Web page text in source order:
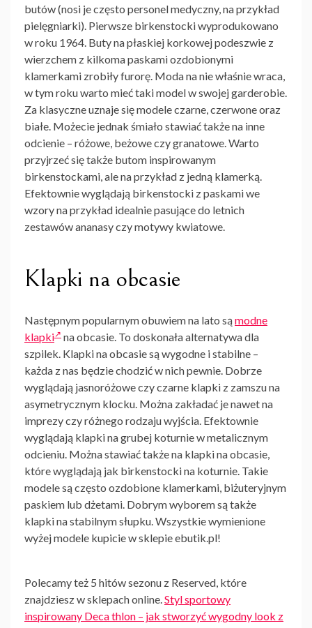
butów (nosi je często personel medyczny, na przykład
pielęgniarki). Pierwsze birkenstockiwyprodukowano
w roku 1964. Buty na płaskiej korkowej podeszwie z
wierzchem z kilkoma paskami ozdobionymi
klamerkami zrobiły furorę. Moda na nie właśnie wraca,
w tym roku warto mieć taki model w swojej garderobie.
Za klasyczne uznaje się modele czarne, czerwone oraz
białe. Możecie jednak śmiało stawiać także na inne
odcienie – różowe, beżowe czy granatowe. Warto
przyjrzeć się także butom inspirowanym
birkenstockami, ale na przykład z jedną klamerką.
Efektownie wyglądają birkenstocki z paskami we
wzory na przykład idealnie pasujące do letnich
zestawów ananasy czy motywy kwiatowe.
Klapki na obcasie
Następnym popularnym obuwiem na lato sąmodne
klapki
na obcasie. To doskonała alternatywa dla
szpilek. Klapki na obcasiesą wygodne i stabilne –
każda z nas będzie chodzić w nich pewnie. Dobrze
wyglądają jasnoróżowe czy czarne klapki z zamszu na
asymetrycznym klocku. Można zakładać je nawet na
imprezy czy różnego rodzaju wyjścia. Efektownie
wyglądają klapki na grubej koturniew metalicznym
odcieniu. Można stawiać także na klapki na obcasie,
które wyglądają jak birkenstocki na koturnie. Takie
modele są często ozdobione klamerkami, biżuteryjnym
paskiem lub dżetami. Dobrym wyborem są także
klapkina stabilnym słupku. Wszystkie wymienione
wyżej modele kupicie w sklepie ebutik.pl!
Polecamy też 5 hitów sezonu z Reserved, które
znajdziesz w sklepach online.Styl sportowy
inspirowany Deca thlon – jak stworzyć wygodny look z